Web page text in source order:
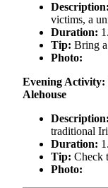
Description:
victims, a
Duration:
Tip: Bring
Photo:
Evening
Alehouse
Description:
traditional
Duration:
Tip: Check
Photo: